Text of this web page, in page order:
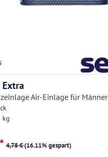
Extra
Air-Einlage für Männer
kg
4,78 €(16.11% gespart)